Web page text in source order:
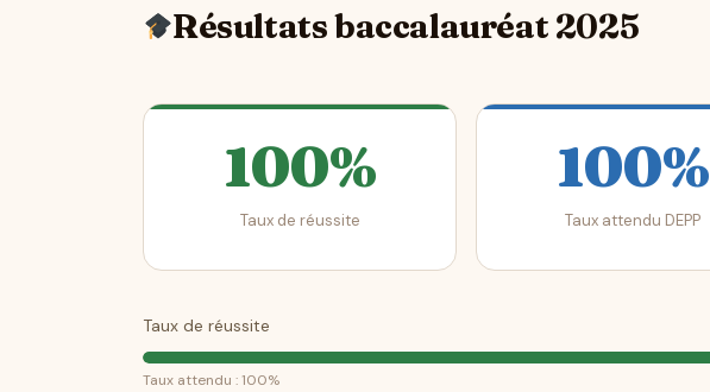
Résultats baccalauréat 2025
100%
Taux de réussite
100%
Taux attendu DEPP
Taux de réussite
Taux attendu : 100%